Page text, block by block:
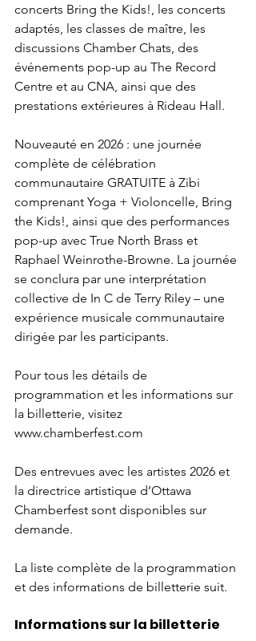
concerts Bring the Kids!, les concerts
adaptés, les classes de maître, les
discussions Chamber Chats, des
événements pop-up au The Record
Centre et au CNA, ainsi que des
prestations extérieures à Rideau Hall.
Nouveauté en 2026 : une journée
complète de célébration
communautaire GRATUITE à Zibi
comprenant Yoga + Violoncelle, Bring
the Kids!, ainsi que des performances
pop-up avec True North Brass et
Raphael Weinrothe-Browne. La journée
se conclura par une interprétation
collective de In C de Terry Riley – une
expérience musicale communautaire
dirigée par les participants.
Pour tous les détails de
programmation et les informations sur
la billetterie, visitez
www.chamberfest.com
Des entrevues avec les artistes 2026 et
la directrice artistique d’Ottawa
Chamberfest sont disponibles sur
demande.
La liste complète de la programmation
et des informations de billetterie suit.
Informations sur la billetterie